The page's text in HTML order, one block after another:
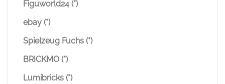
Figuworld24 (*)
ebay (*)
Spielzeug Fuchs (*)
BRICKMO (*)
Lumibricks (*)